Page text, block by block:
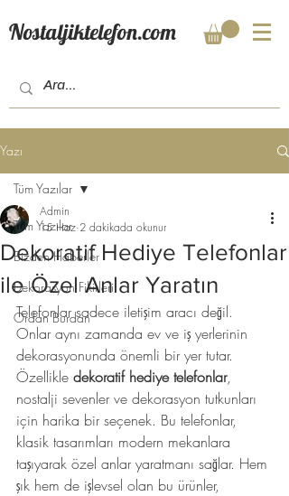
Nostaljiktelefon.com
Yazı
Tüm Yazılar
Bizden Haberler
Dekorasyon Fikirleri
Ordan Burdan
Tüm Yazılar
Dekoratif Hediye Telefonlar
ile Özel Anlar Yaratın
Admin
15 Haz 2 dakikada okunur
Telefonlar sadece iletişim aracı değil.
Onlar aynı zamanda ev ve iş yerlerinin
dekorasyonunda önemli bir yer tutar.
Özellikle dekoratif hediye telefonlar,
nostalji sevenler ve dekorasyon tutkunları
için harika bir seçenek. Bu telefonlar,
klasik tasarımları modern mekanlara
taşıyarak özel anlar yaratmanı sağlar. Hem
şık hem de işlevsel olan bu ürünler,